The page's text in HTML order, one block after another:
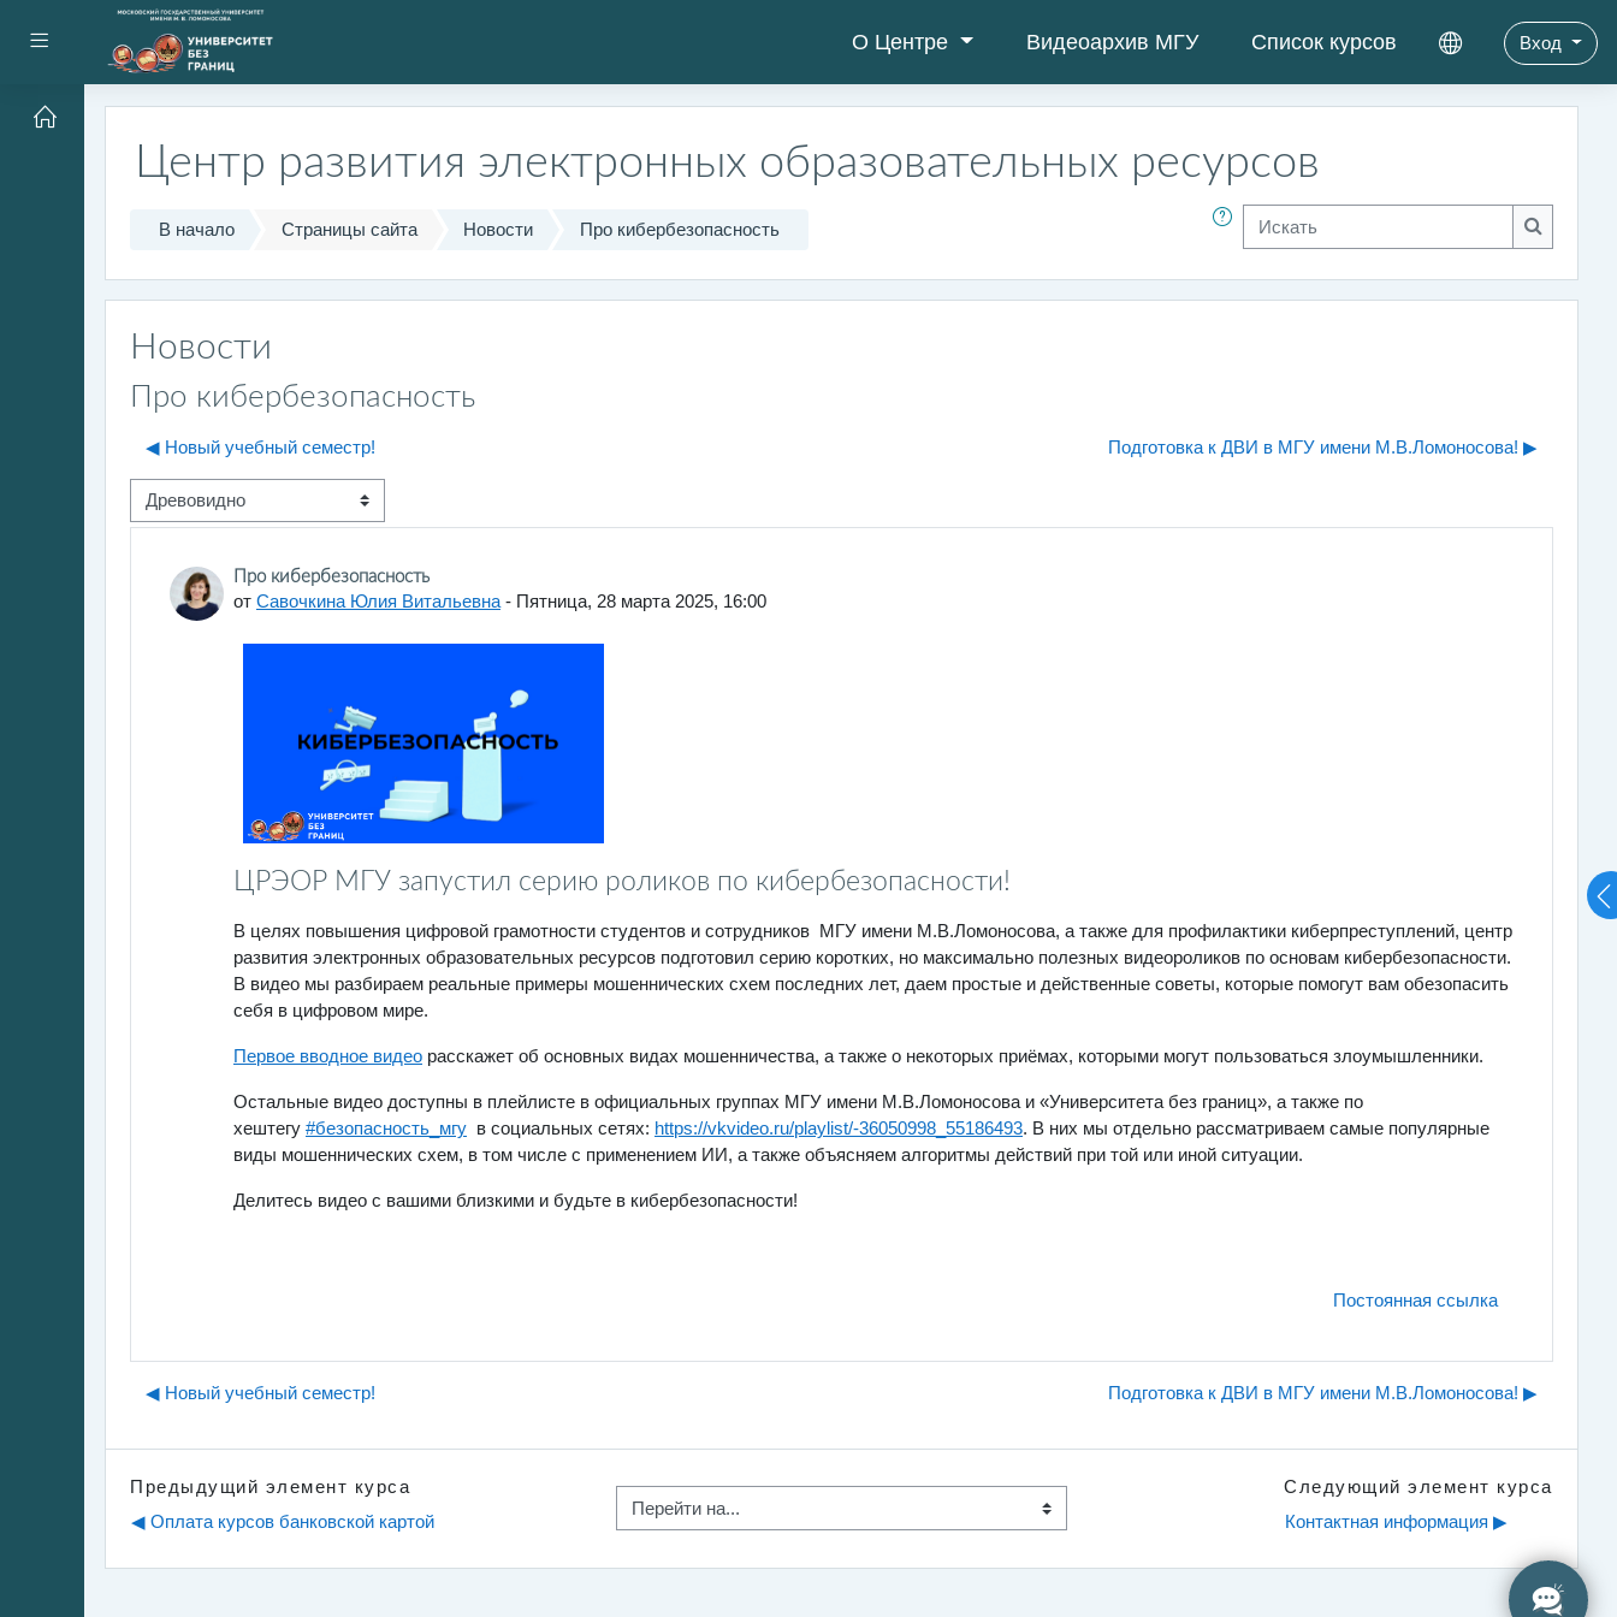
Боковая панель О Центре Видеоархив МГУ Список курсов Вход
Перейти к основному содержанию
Центр развития электронных образовательных ресурсов
В начало Страницы сайта Новости Про кибербезопасность Искать
Искать
Новости
Про кибербезопасность
◀︎ Новый учебный семестр! Подготовка к ДВИ в МГУ имени М.В.Ломоносова! ▶︎
Режим отображения
Про кибербезопасность
от Савочкина Юлия Витальевна - Пятница, 28 марта 2025, 16:00
Количество ответов: 0
ЦРЭОР МГУ запустил серию роликов по кибербезопасности!
В целях повышения цифровой грамотности студентов и сотрудников МГУ имени М.В.Ломоносова, а также для профилактики киберпреступлений, центр
развития электронных образовательных ресурсов подготовил серию коротких, но максимально полезных видеороликов по основам кибербезопасности.
В видео мы разбираем реальные примеры мошеннических схем последних лет, даем простые и действенные советы, которые помогут вам обезопасить
себя в цифровом мире.
Первое вводное видео расскажет об основных видах мошенничества, а также о некоторых приёмах, которыми могут пользоваться злоумышленники.
Остальные видео доступны в плейлисте в официальных группах МГУ имени М.В.Ломоносова и «Университета без границ», а также по
хештегу #безопасность_мгу в социальных сетях: https://vkvideo.ru/playlist/-36050998_55186493. В них мы отдельно рассматриваем самые популярные
виды мошеннических схем, в том числе с применением ИИ, а также объясняем алгоритмы действий при той или иной ситуации.
Делитесь видео с вашими близкими и будьте в кибербезопасности!
Постоянная ссылка
◀︎ Новый учебный семестр! Подготовка к ДВИ в МГУ имени М.В.Ломоносова! ▶︎
Предыдущий элемент курса
◀︎ Оплата курсов банковской картой
Перейти на...
Следующий элемент курса
Контактная информация ▶︎